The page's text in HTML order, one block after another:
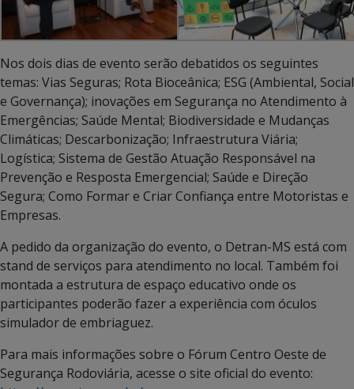
Nos dois dias de evento serão debatidos os seguintes
temas: Vias Seguras; Rota Bioceânica; ESG (Ambiental, Social
e Governança); inovações em Segurança no Atendimento à
Emergências; Saúde Mental; Biodiversidade e Mudanças
Climáticas; Descarbonização; Infraestrutura Viária;
Logística; Sistema de Gestão Atuação Responsável na
Prevenção e Resposta Emergencial; Saúde e Direção
Segura; Como Formar e Criar Confiança entre Motoristas e
Empresas.
A pedido da organização do evento, o Detran-MS está com
stand de serviços para atendimento no local. Também foi
montada a estrutura de espaço educativo onde os
participantes poderão fazer a experiência com óculos
simulador de embriaguez.
Para mais informações sobre o Fórum Centro Oeste de
Segurança Rodoviária, acesse o site oficial do evento: